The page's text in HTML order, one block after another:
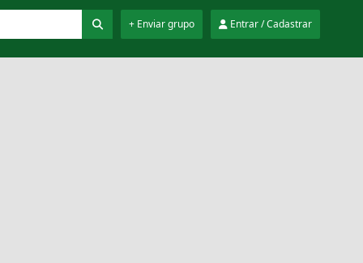
Entrar / Cadastrar
+ Enviar grupo